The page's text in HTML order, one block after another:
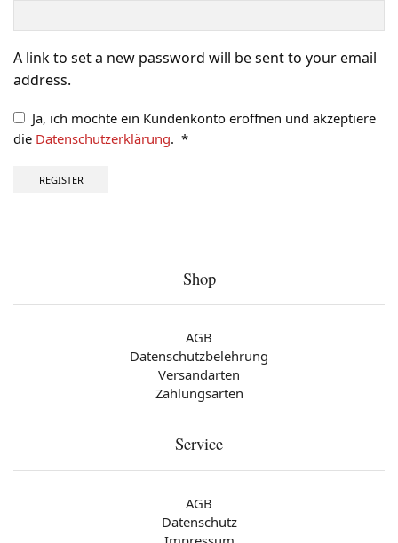
A link to set a new password will be sent to your email
address.
Ja, ich möchte ein Kundenkonto eröffnen und akzeptiere
die Datenschutzerklärung. *
REGISTER
Shop
AGB
Datenschutzbelehrung
Versandarten
Zahlungsarten
Service
AGB
Datenschutz